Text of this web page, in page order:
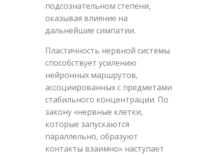
подсознательном степени,
оказывая влияние на
дальнейшие симпатии.
Пластичность нервной системы
способствует усилению
нейронных маршрутов,
ассоциированных с предметами
стабильного концентрации. По
закону «нервные клетки,
которые запускаются
параллельно, образуют
контакты взаимно» наступает